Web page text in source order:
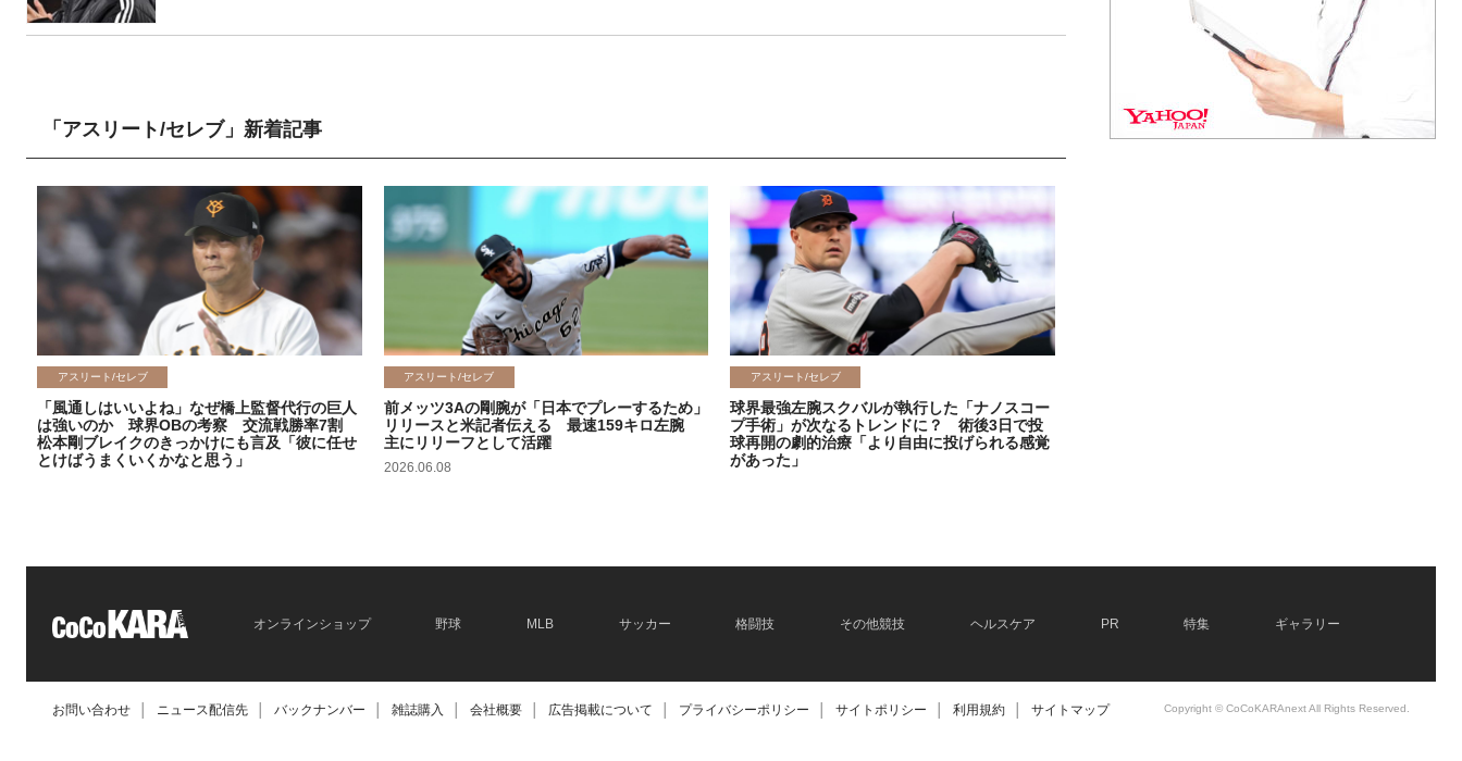
「アスリート/セレブ」新着記事
アスリート/セレブ
「風通しはいいよね」なぜ橋上監督代行の巨人
は強いのか 球界OBの考察 交流戦勝率7割
松本剛ブレイクのきっかけにも言及「彼に任せ
とけばうまくいくかなと思う」
アスリート/セレブ
前メッツ3Aの剛腕が「日本でプレーするため」
リリースと米記者伝える 最速159キロ左腕
主にリリーフとして活躍
2026.06.08
アスリート/セレブ
球界最強左腕スクバルが執行した「ナノスコー
プ手術」が次なるトレンドに？ 術後3日で投
球再開の劇的治療「より自由に投げられる感覚
があった」
オンラインショップ 野球 MLB サッカー 格闘技 その他競技 ヘルスケア PR 特集 ギャラリー
お問い合わせ ニュース配信先 バックナンバー 雑誌購入 会社概要 広告掲載について プライバシーポリシー サイトポリシー 利用規約 サイトマップ Copyright © CoCoKARAnext All Rights Reserved.